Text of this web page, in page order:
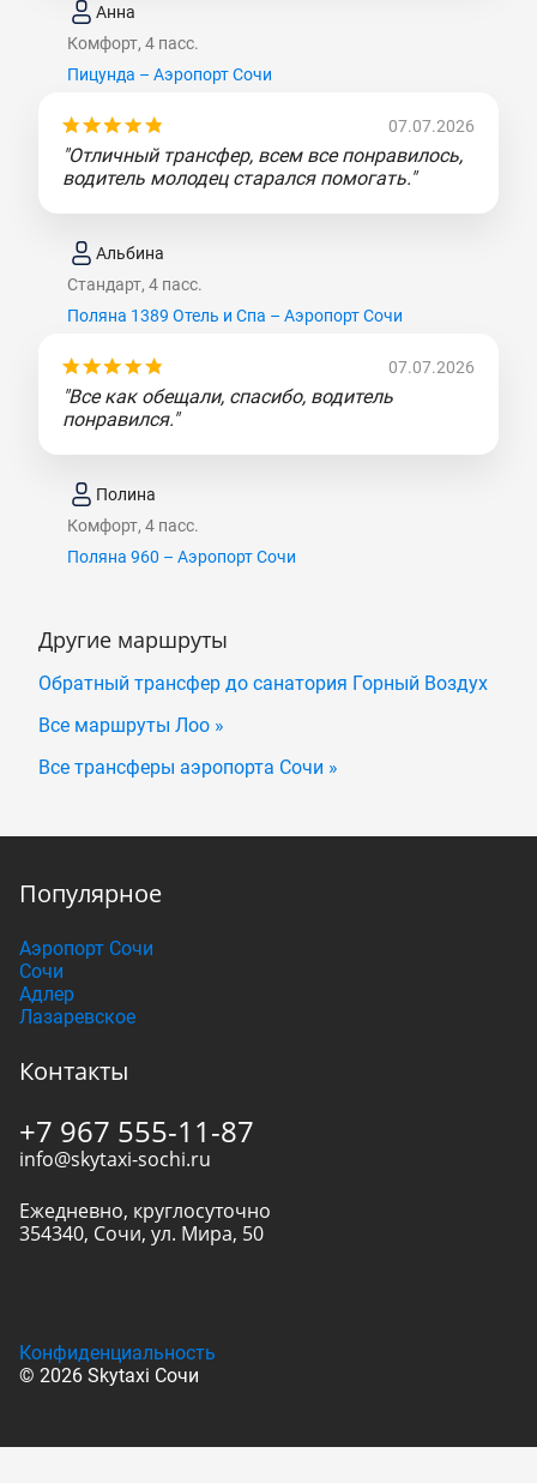
Анна
Комфорт, 4 пасс.
Пицунда – Аэропорт Сочи
07.07.2026
"Отличный трансфер, всем все понравилось,
водитель молодец старался помогать."
Альбина
Стандарт, 4 пасс.
Поляна 1389 Отель и Спа – Аэропорт Сочи
07.07.2026
"Все как обещали, спасибо, водитель
понравился."
Полина
Комфорт, 4 пасс.
Поляна 960 – Аэропорт Сочи
Другие маршруты
Обратный трансфер до санатория Горный Воздух
Все маршруты Лоо »
Все трансферы аэропорта Сочи »
Популярное
Аэропорт Сочи
Сочи
Адлер
Лазаревское
Контакты
+7 967 555-11-87
info@skytaxi-sochi.ru
Ежедневно, круглосуточно
354340, Сочи, ул. Мира, 50
© 2026 Skytaxi Сочи
Конфиденциальность